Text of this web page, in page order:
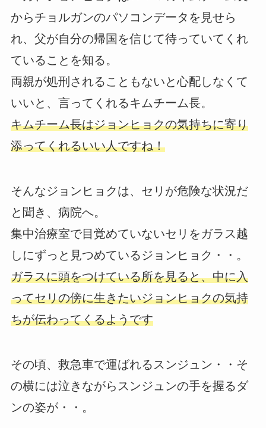
からチョルガンのパソコンデータを見せら
れ、父が自分の帰国を信じて待っていてくれ
ていることを知る。
両親が処刑されることもないと心配しなくて
いいと、言ってくれるキムチーム長。
キムチーム長はジョンヒョクの気持ちに寄り
添ってくれるいい人ですね！
そんなジョンヒョクは、セリが危険な状況だ
と聞き、病院へ。
集中治療室で目覚めていないセリをガラス越
しにずっと見つめているジョンヒョク・・。
ガラスに頭をつけている所を見ると、中に入
ってセリの傍に生きたいジョンヒョクの気持
ちが伝わってくるようです
その頃、救急車で運ばれるスンジュン・・そ
の横には泣きながらスンジュンの手を握るダ
ンの姿が・・。